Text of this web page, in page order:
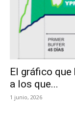
El gráfico
a los que...
1 junio, 2026